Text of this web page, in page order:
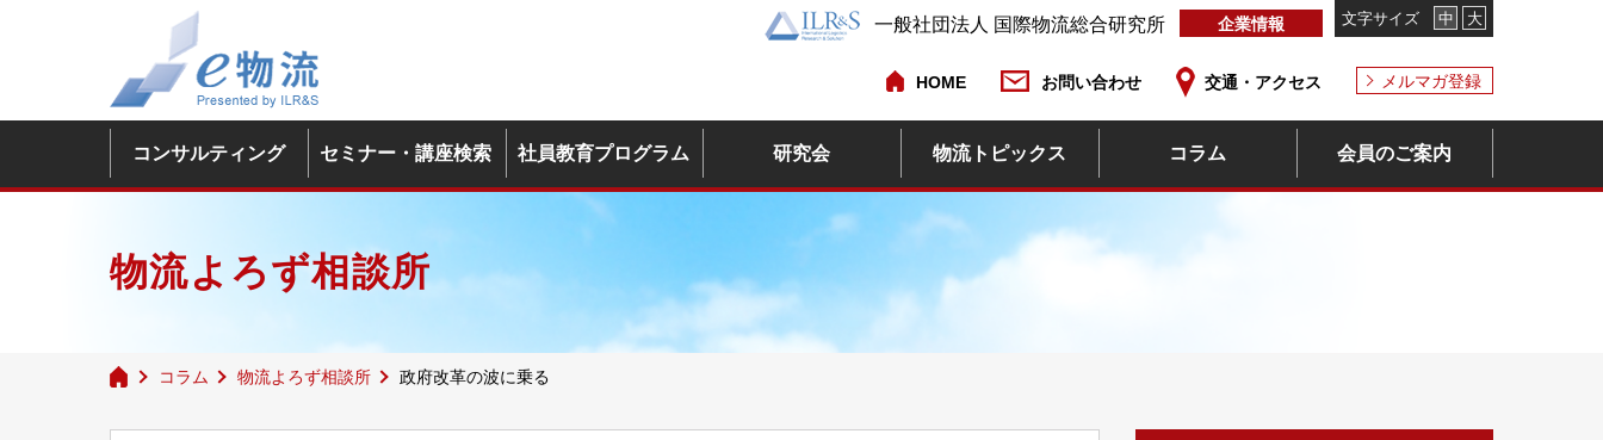
一般社団法人 国際物流総合研究所 企業情報 文字サイズ 中 大
HOME お問い合わせ 交通・アクセス メルマガ登録
コンサルティング セミナー・講座検索 社員教育プログラム 研究会 物流トピックス コラム 会員のご案内
物流よろず相談所
コラム 物流よろず相談所 政府改革の波に乗る